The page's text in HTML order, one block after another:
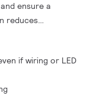
ensure a
reduces
if wiring or LED